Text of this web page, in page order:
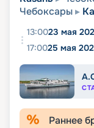
Чебоксары
13:0023 мая
17:0025 мая
Раннее